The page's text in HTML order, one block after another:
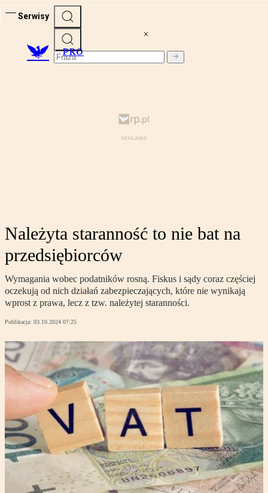
Serwisy
PRO
Należyta staranność to nie bat na
przedsiębiorców
Wymagania wobec podatników rosną. Fiskus i sądy coraz częściej
oczekują od nich działań zabezpieczających, które nie wynikają
wprost z prawa, lecz z tzw. należytej staranności.
Publikacja: 03.10.2024 07:25